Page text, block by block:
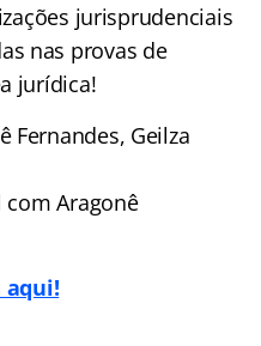
jurisprudenciais
nas provas de
jurídica!
Fernandes, Geilza
Aragonê
aqui!